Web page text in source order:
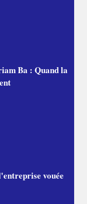
Ba : Quand la
vouée